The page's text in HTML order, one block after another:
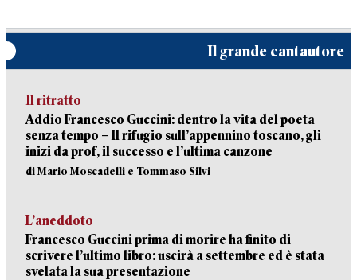
Il grande cantautore
Il ritratto
Addio Francesco Guccini: dentro la vita del poeta
senza tempo – Il rifugio sull’appennino toscano, gli
inizi da prof, il successo e l’ultima canzone
di Mario Moscadelli e Tommaso Silvi
L’aneddoto
Francesco Guccini prima di morire ha finito di
scrivere l’ultimo libro: uscirà a settembre ed è stata
svelata la sua presentazione